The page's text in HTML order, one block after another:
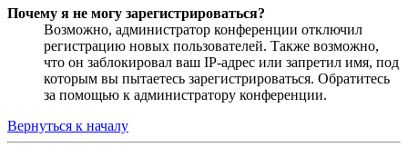
Почему я не могу зарегистрироваться?
Возможно, администратор конференции отключил
регистрацию новых пользователей. Также возможно,
что он заблокировал ваш IP-адрес или запретил имя, под
которым вы пытаетесь зарегистрироваться. Обратитесь
за помощью к администратору конференции.
Вернуться к началу